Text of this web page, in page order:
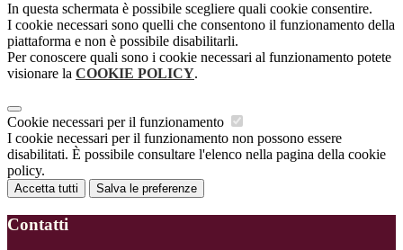
In questa schermata è possibile scegliere quali cookie consentire.
I cookie necessari sono quelli che consentono il funzionamento della
piattaforma e non è possibile disabilitarli.
Per conoscere quali sono i cookie necessari al funzionamento potete
visionare la COOKIE POLICY.
Cookie necessari per il funzionamento
I cookie necessari per il funzionamento non possono essere
disabilitati. È possibile consultare l'elenco nella pagina della cookie
policy.
Accetta tutti Salva le preferenze
Contatti